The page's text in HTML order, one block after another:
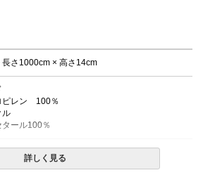
長さ1000cm × 高さ14cm
ピレン 100％
ル
タール100％
指定ＯＫ！
までのお届けとなります。
詳しく見る